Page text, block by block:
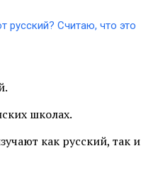
русский? Считаю, что это
школах.
как русский, так и